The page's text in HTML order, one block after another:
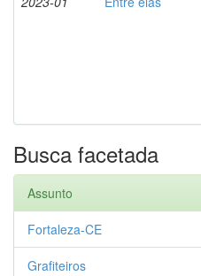
Busca facetada
Assunto
Fortaleza-CE
Grafiteiros